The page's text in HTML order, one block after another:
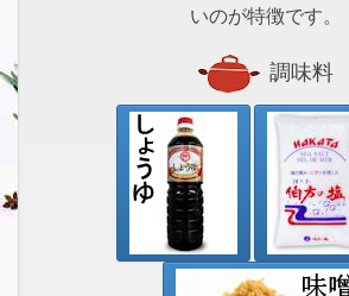
いのが特徴です。
調味料